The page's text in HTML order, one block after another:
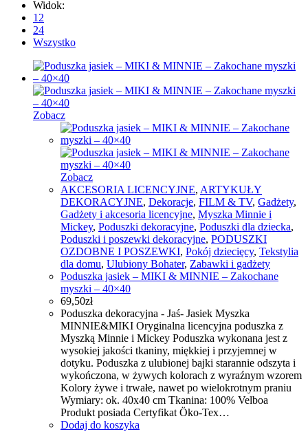
Widok:
12
24
Wszystko
Zobacz
Zobacz
AKCESORIA LICENCYJNE, ARTYKUŁY
DEKORACYJNE, Dekoracje, FILM & TV, Gadżety,
Gadżety i akcesoria licencyjne, Myszka Minnie i
Mickey, Poduszki dekoracyjne, Poduszki dla dziecka,
Poduszki i poszewki dekoracyjne, PODUSZKI
OZDOBNE I POSZEWKI, Pokój dziecięcy, Tekstylia
dla domu, Ulubiony Bohater, Zabawki i gadżety
Poduszka jasiek – MIKI & MINNIE – Zakochane
myszki – 40×40
69,50zł
Poduszka dekoracyjna - Jaś- Jasiek Myszka
MINNIE&MIKI Oryginalna licencyjna poduszka z
Myszką Minnie i Mickey Poduszka wykonana jest z
wysokiej jakości tkaniny, miękkiej i przyjemnej w
dotyku. Poduszka z ulubionej bajki starannie odszyta i
wykończona, w żywych kolorach z wyraźnym wzorem
Kolory żywe i trwałe, nawet po wielokrotnym praniu
Wymiary: ok. 40x40 cm Tkanina: 100% Velboa
Produkt posiada Certyfikat Öko-Tex…
Dodaj do koszyka